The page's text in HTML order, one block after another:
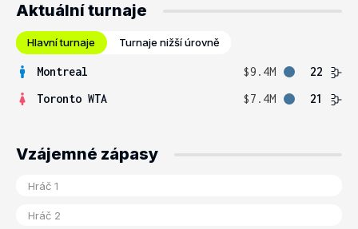
Aktuální turnaje
Hlavní turnaje Turnaje nižší úrovně
Montreal $9.4M
22
Toronto WTA
$7.4M 21
Vzájemné zápasy